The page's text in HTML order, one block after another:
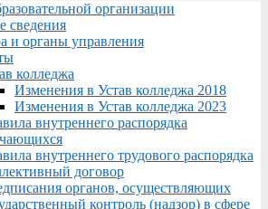
организации
сведения
и органы управления
колледжа
Изменения в Устав колледжа 2018
Изменения в Устав колледжа 2023
внутреннего распорядка
внутреннего трудового распорядка
договор
органов, осуществляющих
контроль (надзор) в сфере